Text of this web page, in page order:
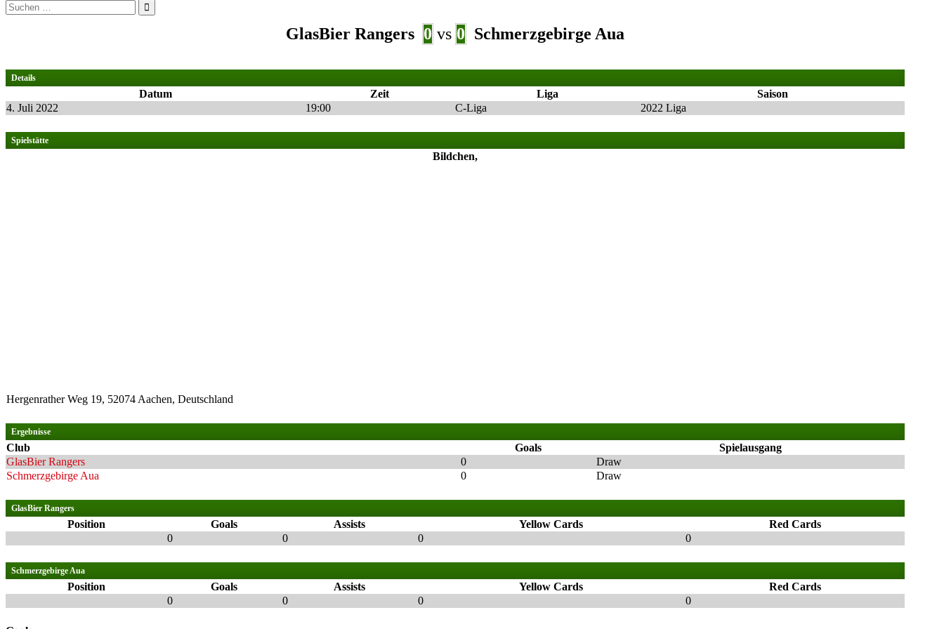
Suchen
nach:
GlasBier Rangers 0 vs 0 Schmerzgebirge Aua
Details
Datum Zeit Liga
Saison
4. Juli 2022
19:00 C-Liga 2022 Liga
Spielstätte
Bildchen,
Hergenrather Weg 19, 52074 Aachen, Deutschland
Ergebnisse
Club Goals
Spielausgang
GlasBier Rangers
0
Draw
Schmerzgebirge Aua
0 Draw
GlasBier Rangers
Position Goals Assists Yellow Cards
Red Cards
0
0 0 0
Schmerzgebirge Aua
Position Goals Assists Yellow Cards
Red Cards
0
0 0 0